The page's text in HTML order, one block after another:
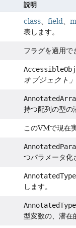
説明
class 、field 、
表します。
フラグを適用で
オブジェクト」
持つ配列の型の
このVMで現在
つパラメータ化
AnnotatedType
します。
型変数の、潜在